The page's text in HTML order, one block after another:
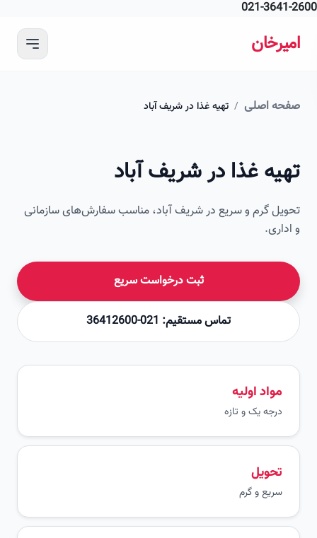
021-
اصلی / تهیه غذا در شریف آباد
غذا در شریف آباد
گرم و سریع در شریف آباد، مناسب سفارش‌های سازمانی
ثبت درخواست سریع
تماس مستقیم: 021-36412600
مواد اولیه
درجه یک و تازه
سریع و گرم
تصویر این صفحه به زودی اضافه می‌شود